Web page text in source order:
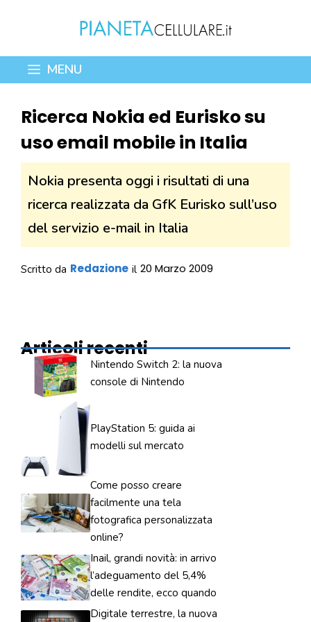
contenuto
MENU
Ricerca Nokia ed Eurisko su
uso email mobile in Italia
Nokia presenta oggi i risultati di una
ricerca realizzata da GfK Eurisko sull’uso
del servizio e-mail in Italia
Scritto da Redazione il 20 Marzo 2009
Articoli recenti
Nintendo Switch 2: la nuova
console di Nintendo
PlayStation 5: guida ai
modelli sul mercato
Come posso creare
facilmente una tela
fotografica personalizzata
online?
Inail, grandi novità: in arrivo
l’adeguamento del 5,4%
delle rendite, ecco quando
Digitale terrestre, la nuova